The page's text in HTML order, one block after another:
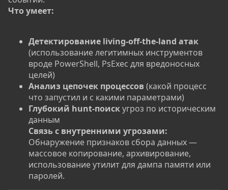
Что умеет:
Детектирование living-off-the-land атак
(использование легитимных инструментов
вроде PowerShell, PsExec для вредоносных
целей)
Анализ цепочек процессов(какой процесс
что запустил и с какими параметрами)
Глубокий hunt-поискугроз по историческим
данным
Связь с внутренними угрозами:
Обнаружение признаков сбора данных —
массовое копирование, архивирование,
использование утилит для дампа памяти или
паролей.